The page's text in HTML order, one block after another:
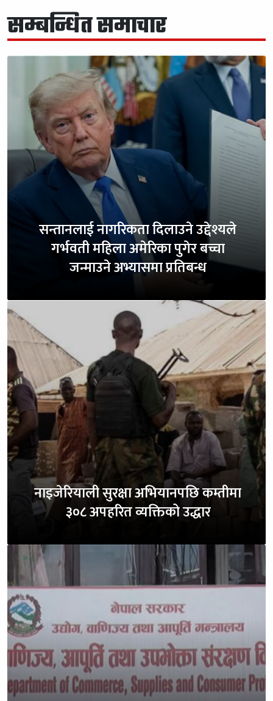
सम्बन्धित समाचार
सन्तानलाई नागरिकता दिलाउने उद्देश्यले
गर्भवती महिला अमेरिका पुगेर बच्चा
जन्माउने अभ्यासमा प्रतिबन्ध
नाइजेरियाली सुरक्षा अभियानपछि कम्तीमा
३०८ अपहरित व्यक्तिको उद्धार